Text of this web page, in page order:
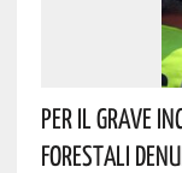
Per Il Grave
Forestali